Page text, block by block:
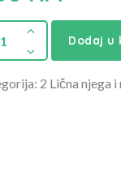
Dodaj u
2 Lična njega